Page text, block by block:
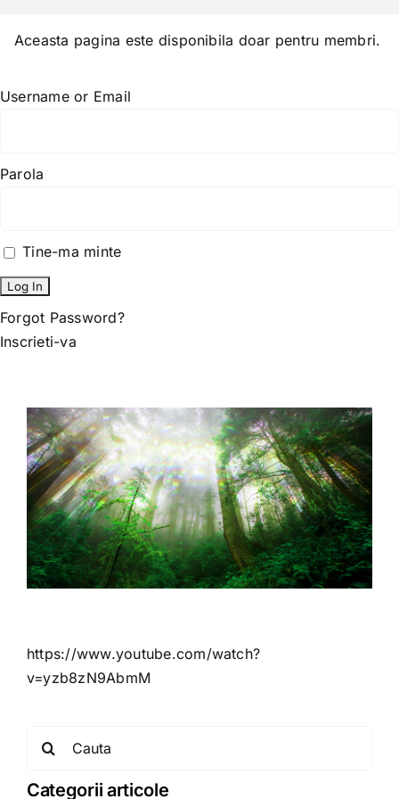
Aceasta pagina este disponibila doar pentru membri.
Username or Email
Parola
Tine-ma minte
Forgot Password?
Inscrieti-va
https://www.youtube.com/watch?
v=yzb8zN9AbmM
Categorii articole